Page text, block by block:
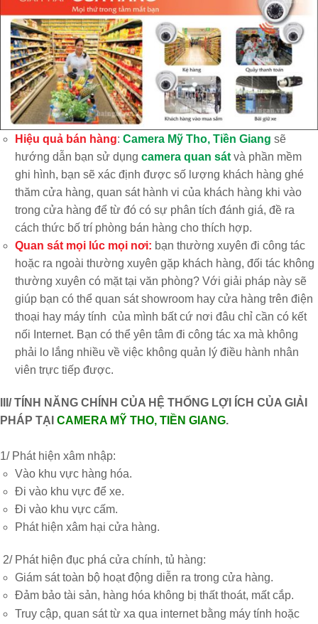
Hiệu quả bán hàng: Camera Mỹ Tho, Tiền Giang sẽ
hướng dẫn bạn sử dụng camera quan sátvà phần mềm
ghi hình, bạn sẽ xác định được số lượng khách hàng ghé
thăm cửa hàng, quan sát hành vi của khách hàng khi vào
trong cửa hàng để từ đó có sự phân tích đánh giá, đề ra
cách thức bố trí phòng bán hàng cho thích hợp.
Quan sát mọi lúc mọi nơi: bạn thường xuyên đi công tác
hoặc ra ngoài thường xuyên gặp khách hàng, đối tác không
thường xuyên có mặt tại văn phòng? Với giải pháp này sẽ
giúp bạn có thể quan sát showroom hay cửa hàng trên điện
thoại hay máy tính của mình bất cứ nơi đâu chỉ cần có kết
nối Internet. Bạn có thể yên tâm đi công tác xa mà không
phải lo lắng nhiều về việc không quản lý điều hành nhân
viên trực tiếp được.
III/ TÍNH NĂNG CHÍNH CỦA HỆ THỐNG LỢI ÍCH CỦA GIẢI
PHÁP TẠI CAMERA MỸ THO, TIỀN GIANG.
1/ Phát hiện xâm nhập:
Vào khu vực hàng hóa.
Đi vào khu vực để xe.
Đi vào khu vực cấm.
Phát hiện xâm hại cửa hàng.
2/ Phát hiện đục phá cửa chính, tủ hàng:
Giám sát toàn bộ hoạt động diễn ra trong cửa hàng.
Đảm bảo tài sản, hàng hóa không bị thất thoát, mất cắp.
Truy cập, quan sát từ xa qua internet bằng máy tính hoặc